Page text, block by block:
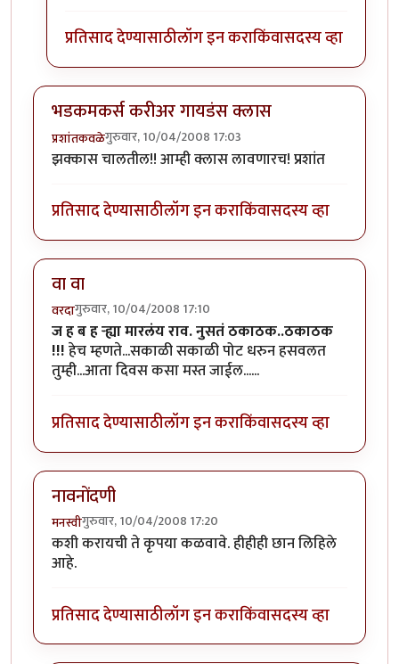
प्रतिसाद देण्यासाठीलॉग इन कराकिंवासदस्य व्हा
भडकमकर्स करीअर गायडंस क्लास
प्रशांतकवळेगुरुवार, 10/04/2008 17:03
झक्कास चालतील!! आम्ही क्लास लावणारच! प्रशांत
प्रतिसाद देण्यासाठीलॉग इन कराकिंवासदस्य व्हा
वा वा
वरदागुरुवार, 10/04/2008 17:10
ज ह ब ह र्‍ह्या मारलंय राव. नुसतं ठकाठक..ठकाठक
!!!हेच म्हणते...सकाळी सकाळी पोट धरुन हसवलत
तुम्ही...आता दिवस कसा मस्त जाईल......
प्रतिसाद देण्यासाठीलॉग इन कराकिंवासदस्य व्हा
नावनोंदणी
मनस्वीगुरुवार, 10/04/2008 17:20
कशी करायची ते कृपया कळवावे. हीहीही छान लिहिले
आहे.
प्रतिसाद देण्यासाठीलॉग इन कराकिंवासदस्य व्हा